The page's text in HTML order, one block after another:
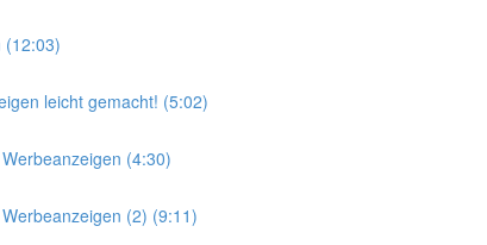
(12:03)
leicht gemacht! (5:02)
(4:30)
(2) (9:11)